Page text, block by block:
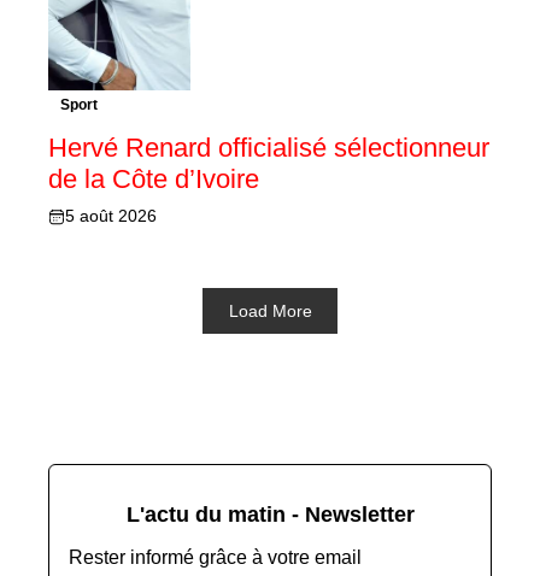
Sport
Hervé Renard officialisé sélectionneur
de la Côte d’Ivoire
5 août 2026
Load More
L'actu du matin - Newsletter
Rester informé grâce à votre email